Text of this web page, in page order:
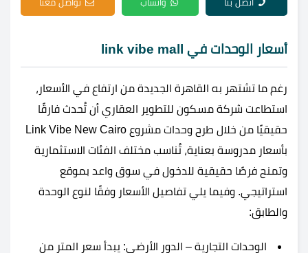
اتصل بنا واتساب تواصل معنا
أسعار الوحدات في link vibe mall
رغم ما تشتهر به القاهرة الجديدة من ارتفاع في الأسعار،
استطاعت شركة مسكون للتطوير العقاري أن تُحدث فارقًا
حقيقيًا من خلال طرح وحدات مشروع Link Vibe New Cairo
بأسعار مدروسة بعناية، تُناسب مختلف الفئات الاستثمارية
وتمنح فرصًا حقيقية للدخول في سوق واعد بموقع
استراتيجي. وفيما يلي تفاصيل الأسعار وفقًا لنوع الوحدة
والطابق:
الوحدات التجارية – الدور الأرضي: يبدأ سعر المتر من